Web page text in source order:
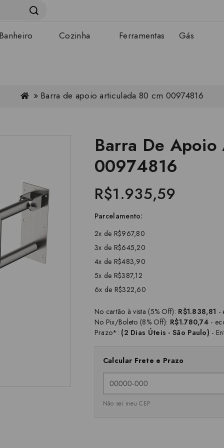
Cozinha Ferramentas Gás
Barra de apoio articulada 80 cm 00974816
Barra De
00974816
R$1.935,59
Parcelamento:
2x de R$967,80
3x de R$645,20
4x de R$483,90
5x de R$387,12
6x de R$322,60
No cartão à vista (5% Off): R$1.838,81 -
No Pix/Boleto (8% Off): R$1.780,74 -
Prazo*: (2 Dias Úteis - São Paulo) -
Calcular Frete e Prazo
Não sei meu CEP